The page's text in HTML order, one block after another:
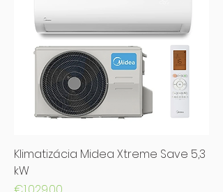
Klimatizácia Midea Xtreme Save 5,3
kW